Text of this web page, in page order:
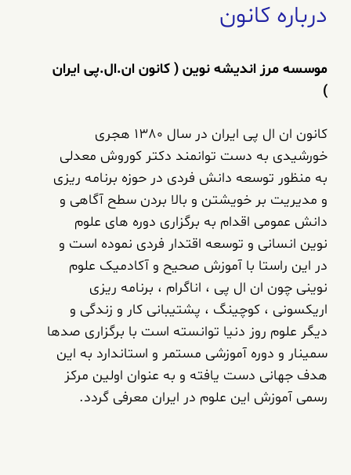
درباره کانون
موسسه مرز اندیشه نوین ( کانون ان.ال.پی ایران
)
کانون ان ال پی ایران در سال 1380 هجری
خورشیدی به دست توانمند دکتر کوروش معدلی
به منظور توسعه دانش فردی در حوزه برنامه ریزی
و مدیریت بر خویشتن و بالا بردن سطح آگاهی و
دانش عمومی اقدام به برگزاری دوره های علوم
نوین انسانی و توسعه اقتدار فردی نموده است و
در این راستا با آموزش صحیح و آکادمیک علوم
نوینی چون ان ال پی ، اناگرام ، برنامه ریزی
اریکسونی ، کوچینگ ، پشتیبانی کار و زندگی و
دیگر علوم روز دنیا توانسته است با برگزاری صدها
سمینار و دوره آموزشی مستمر و استاندارد به این
هدف جهانی دست یافته و به عنوان اولین مرکز
رسمی آموزش این علوم در ایران معرفی گردد.